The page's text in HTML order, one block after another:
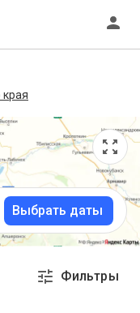
края
Выбрать даты
Фильтры